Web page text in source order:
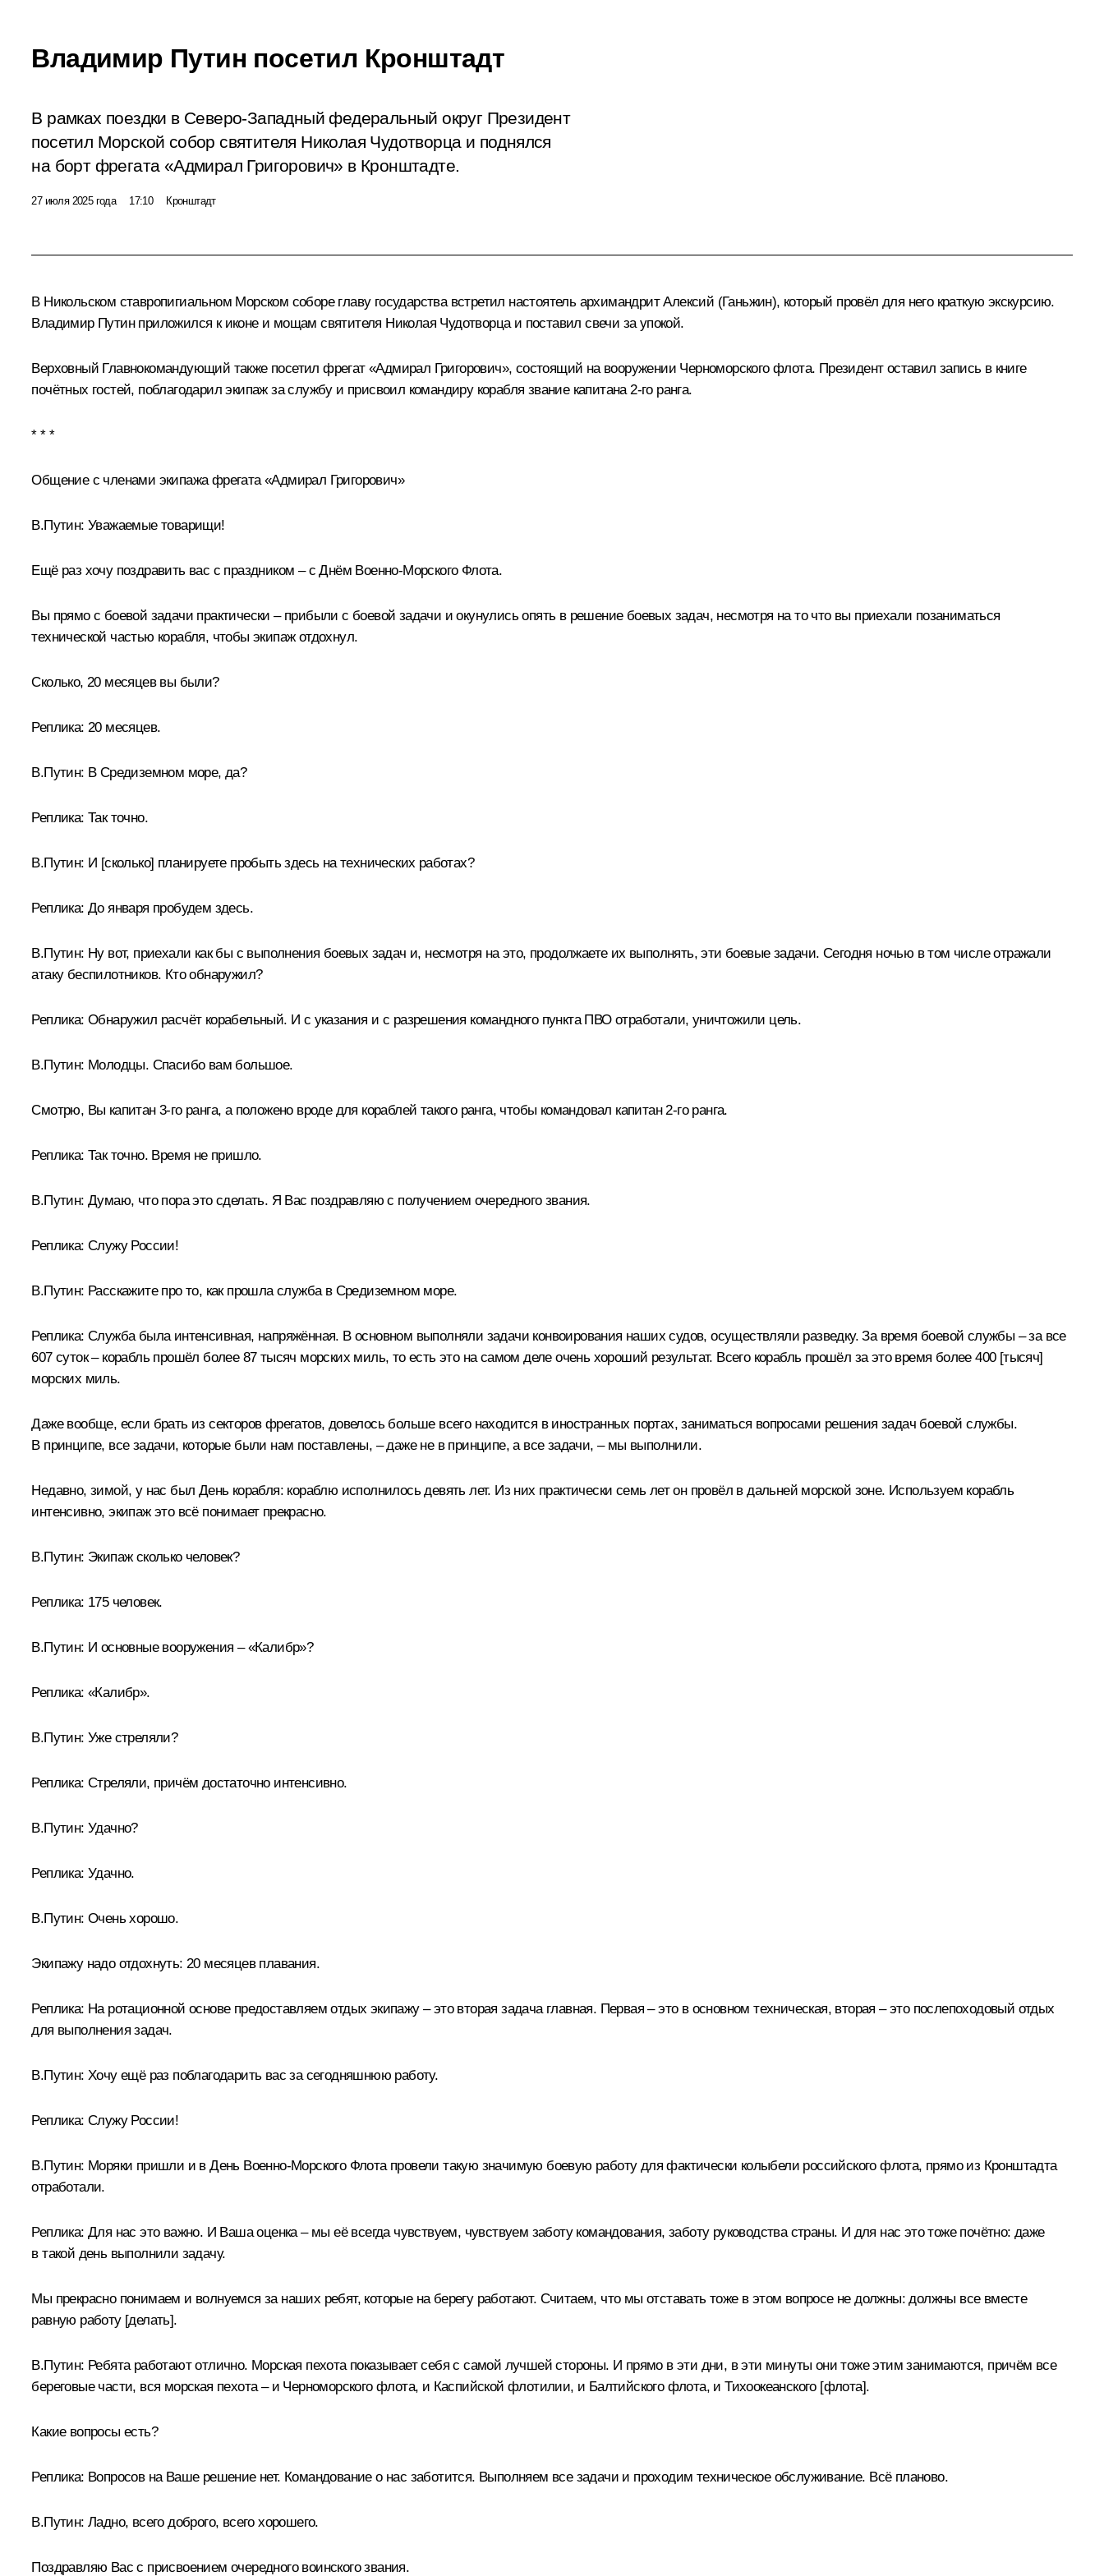
Владимир Путин посетил Кронштадт
В рамках поездки в Северо-Западный федеральный округ Президент
посетил Морской собор святителя Николая Чудотворца и поднялся
на борт фрегата «Адмирал Григорович» в Кронштадте.
27 июля 2025 года 17:10 Кронштадт
В Никольском ставропигиальном Морском соборе главу государства встретил настоятель архимандрит Алексий (Ганьжин), который провёл для него краткую экскурсию.
Владимир Путин приложился к иконе и мощам святителя Николая Чудотворца и поставил свечи за упокой.
Верховный Главнокомандующий также посетил фрегат «Адмирал Григорович», состоящий на вооружении Черноморского флота. Президент оставил запись в книге
почётных гостей, поблагодарил экипаж за службу и присвоил командиру корабля звание капитана 2-го ранга.
* * *
Общение с членами экипажа фрегата «Адмирал Григорович»
В.Путин: Уважаемые товарищи!
Ещё раз хочу поздравить вас с праздником – с Днём Военно-Морского Флота.
Вы прямо с боевой задачи практически – прибыли с боевой задачи и окунулись опять в решение боевых задач, несмотря на то что вы приехали позаниматься
технической частью корабля, чтобы экипаж отдохнул.
Сколько, 20 месяцев вы были?
Реплика: 20 месяцев.
В.Путин: В Средиземном море, да?
Реплика: Так точно.
В.Путин: И [сколько] планируете пробыть здесь на технических работах?
Реплика: До января пробудем здесь.
В.Путин: Ну вот, приехали как бы с выполнения боевых задач и, несмотря на это, продолжаете их выполнять, эти боевые задачи. Сегодня ночью в том числе отражали
атаку беспилотников. Кто обнаружил?
Реплика: Обнаружил расчёт корабельный. И с указания и с разрешения командного пункта ПВО отработали, уничтожили цель.
В.Путин: Молодцы. Спасибо вам большое.
Смотрю, Вы капитан 3-го ранга, а положено вроде для кораблей такого ранга, чтобы командовал капитан 2-го ранга.
Реплика: Так точно. Время не пришло.
В.Путин: Думаю, что пора это сделать. Я Вас поздравляю с получением очередного звания.
Реплика: Служу России!
В.Путин: Расскажите про то, как прошла служба в Средиземном море.
Реплика: Служба была интенсивная, напряжённая. В основном выполняли задачи конвоирования наших судов, осуществляли разведку. За время боевой службы – за все
607 суток – корабль прошёл более 87 тысяч морских миль, то есть это на самом деле очень хороший результат. Всего корабль прошёл за это время более 400 [тысяч]
морских миль.
Даже вообще, если брать из секторов фрегатов, довелось больше всего находится в иностранных портах, заниматься вопросами решения задач боевой службы.
В принципе, все задачи, которые были нам поставлены, – даже не в принципе, а все задачи, – мы выполнили.
Недавно, зимой, у нас был День корабля: кораблю исполнилось девять лет. Из них практически семь лет он провёл в дальней морской зоне. Используем корабль
интенсивно, экипаж это всё понимает прекрасно.
В.Путин: Экипаж сколько человек?
Реплика: 175 человек.
В.Путин: И основные вооружения – «Калибр»?
Реплика: «Калибр».
В.Путин: Уже стреляли?
Реплика: Стреляли, причём достаточно интенсивно.
В.Путин: Удачно?
Реплика: Удачно.
В.Путин: Очень хорошо.
Экипажу надо отдохнуть: 20 месяцев плавания.
Реплика: На ротационной основе предоставляем отдых экипажу – это вторая задача главная. Первая – это в основном техническая, вторая – это послепоходовый отдых
для выполнения задач.
В.Путин: Хочу ещё раз поблагодарить вас за сегодняшнюю работу.
Реплика: Служу России!
В.Путин: Моряки пришли и в День Военно-Морского Флота провели такую значимую боевую работу для фактически колыбели российского флота, прямо из Кронштадта
отработали.
Реплика: Для нас это важно. И Ваша оценка – мы её всегда чувствуем, чувствуем заботу командования, заботу руководства страны. И для нас это тоже почётно: даже
в такой день выполнили задачу.
Мы прекрасно понимаем и волнуемся за наших ребят, которые на берегу работают. Считаем, что мы отставать тоже в этом вопросе не должны: должны все вместе
равную работу [делать].
В.Путин: Ребята работают отлично. Морская пехота показывает себя с самой лучшей стороны. И прямо в эти дни, в эти минуты они тоже этим занимаются, причём все
береговые части, вся морская пехота – и Черноморского флота, и Каспийской флотилии, и Балтийского флота, и Тихоокеанского [флота].
Какие вопросы есть?
Реплика: Вопросов на Ваше решение нет. Командование о нас заботится. Выполняем все задачи и проходим техническое обслуживание. Всё планово.
В.Путин: Ладно, всего доброго, всего хорошего.
Поздравляю Вас с присвоением очередного воинского звания.